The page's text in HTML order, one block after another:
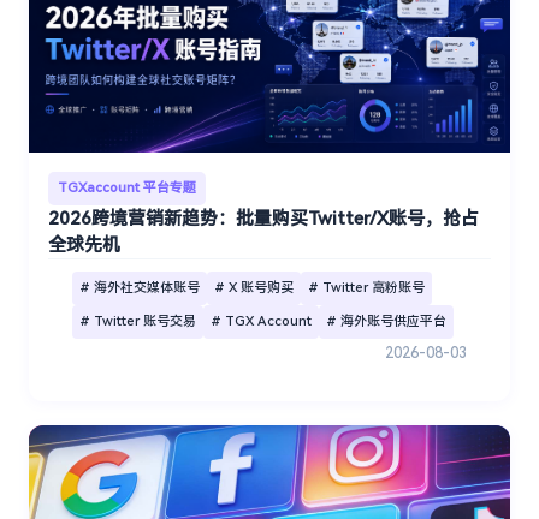
TGXaccount 平台专题
2026跨境营销新趋势：批量购买Twitter/X账号，抢占
全球先机
# 海外社交媒体账号 # X 账号购买 # Twitter 高粉账号
# Twitter 账号交易 # TGX Account # 海外账号供应平台
2026-08-03